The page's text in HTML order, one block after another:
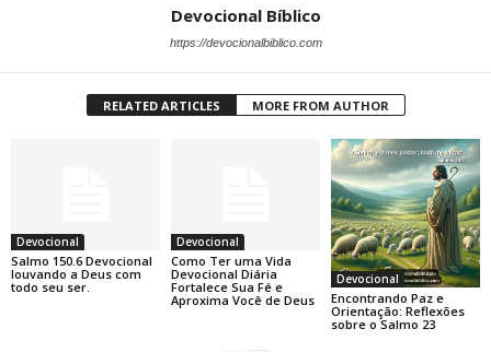
Devocional Bíblico
https://devocionalbiblico.com
RELATED ARTICLES MORE FROM AUTHOR
Devocional
Salmo 150.6 Devocional
louvando a Deus com
todo seu ser.
Devocional
Como Ter uma Vida
Devocional Diária
Fortalece Sua Fé e
Aproxima Você de Deus
Devocional
Encontrando Paz e
Orientação: Reflexões
sobre o Salmo 23